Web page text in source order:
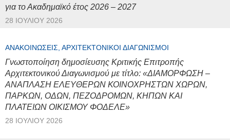
για το Ακαδημαϊκό έτος 2026 – 2027
28 ΙΟΥΛΊΟΥ 2026
ΑΝΑΚΟΙΝΏΣΕΙΣ, ΑΡΧΙΤΕΚΤΟΝΙΚΟΊ ΔΙΑΓΩΝΙΣΜΟΊ
Γνωστοποίηση δημοσίευσης Κριτικής Επιτροπής
Αρχιτεκτονικού Διαγωνισμού με τίτλο: «ΔΙΑΜΟΡΦΩΣΗ –
ΑΝΑΠΛΑΣΗ ΕΛΕΥΘΕΡΩΝ ΚΟΙΝΟΧΡΗΣΤΩΝ ΧΩΡΩΝ,
ΠΑΡΚΩΝ, ΟΔΩΝ, ΠΕΖΟΔΡΟΜΩΝ, ΚΗΠΩΝ ΚΑΙ
ΠΛΑΤΕΙΩΝ ΟΙΚΙΣΜΟΥ ΦΟΔΕΛΕ»
28 ΙΟΥΛΊΟΥ 2026